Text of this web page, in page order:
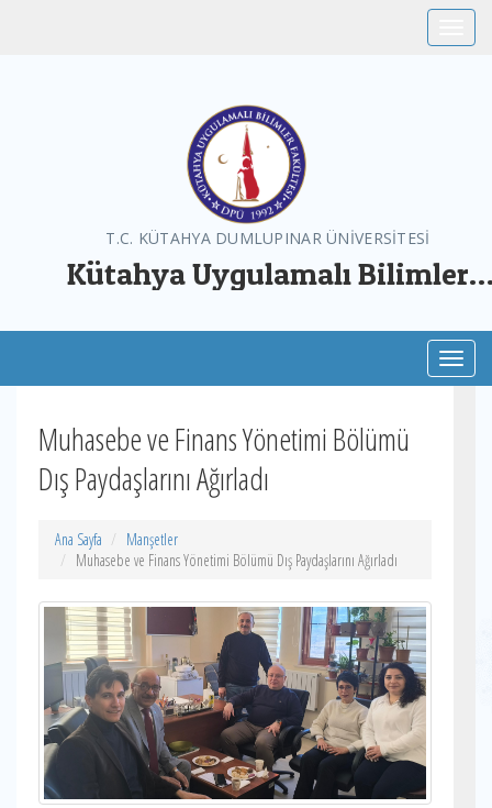
T.C. KÜTAHYA DUMLUPINAR ÜNİVERSİTESİ
Kütahya Uygulamalı Bilimler
Muhasebe ve Finans Yönetimi Bölümü
Dış Paydaşlarını Ağırladı
Ana Sayfa
Manşetler
Muhasebe ve Finans Yönetimi Bölümü Dış Paydaşlarını Ağırladı